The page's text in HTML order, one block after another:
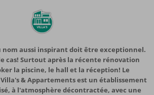
nom aussi inspirant doit être exceptionnel.
cas! Surtout après la récente rénovation
la piscine, le hall et la réception! Le
& Appartements est un établissement
à l'atmosphère décontractée, avec une